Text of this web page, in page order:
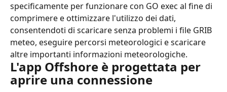
specificamente per funzionare con GO exec al fine di
comprimere e ottimizzare l'utilizzo dei dati,
consentendoti di scaricare senza problemi i file GRIB
meteo, eseguire percorsi meteorologici e scaricare
altre importanti informazioni meteorologiche.
L'app Offshore è progettata per
aprire una connessione